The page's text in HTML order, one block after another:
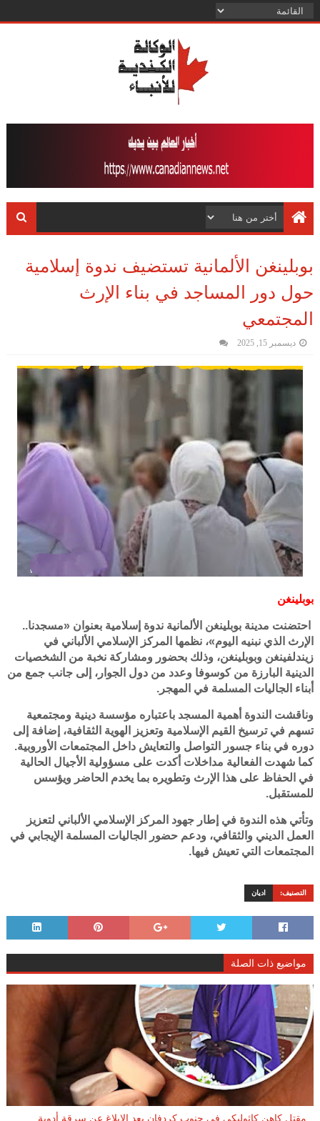
بوبلينغن الألمانية تستضيف ندوة إسلامية
حول دور المساجد في بناء الإرث
المجتمعي
ديسمبر 15, 2025
بوبلينغن
احتضنت مدينة بوبلينغن الألمانية ندوة إسلامية بعنوان «مسجدنا..
الإرث الذي نبنيه اليوم»، نظمها المركز الإسلامي الألباني في
زيندلفينغن وبوبلينغن، وذلك بحضور ومشاركة نخبة من الشخصيات
الدينية البارزة من كوسوفا وعدد من دول الجوار، إلى جانب جمع من
أبناء الجاليات المسلمة في المهجر.
وناقشت الندوة أهمية المسجد باعتباره مؤسسة دينية ومجتمعية
تسهم في ترسيخ القيم الإسلامية وتعزيز الهوية الثقافية، إضافة إلى
دوره في بناء جسور التواصل والتعايش داخل المجتمعات الأوروبية.
كما شهدت الفعالية مداخلات أكدت على مسؤولية الأجيال الحالية
في الحفاظ على هذا الإرث وتطويره بما يخدم الحاضر ويؤسس
للمستقبل.
وتأتي هذه الندوة في إطار جهود المركز الإسلامي الألباني لتعزيز
العمل الديني والثقافي، ودعم حضور الجاليات المسلمة الإيجابي في
المجتمعات التي تعيش فيها.
التصنيف: اديان
مواضيع ذات الصلة
مقتل كاهن كاثوليكي في جنوب كردفان بعد الإبلاغ عن سرقة أدوية